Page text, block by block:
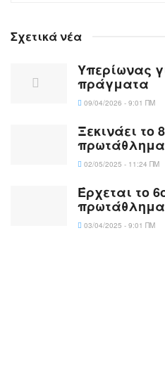
Σχετικά νέα
Υπερίωνας
πράγματα
09/04/2026 - 9:01 ΠΜ
Ξεκινάει το
πρωτάθλημα
02/05/2025 - 11:24 ΠΜ
Έρχεται το
πρωτάθλημα
03/04/2025 - 9:01 ΠΜ